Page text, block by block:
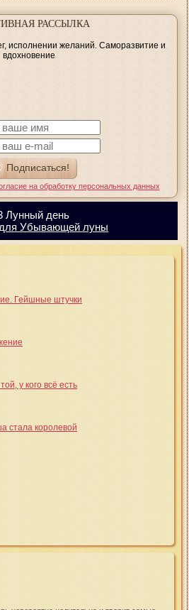
РАССЫЛКА
исполнении желаний. Саморазвитие и
вдохновение
на обработку персональных данных
Лунный день
Убывающей луны
Гейшные штучки
у кого всё есть
стала королевой